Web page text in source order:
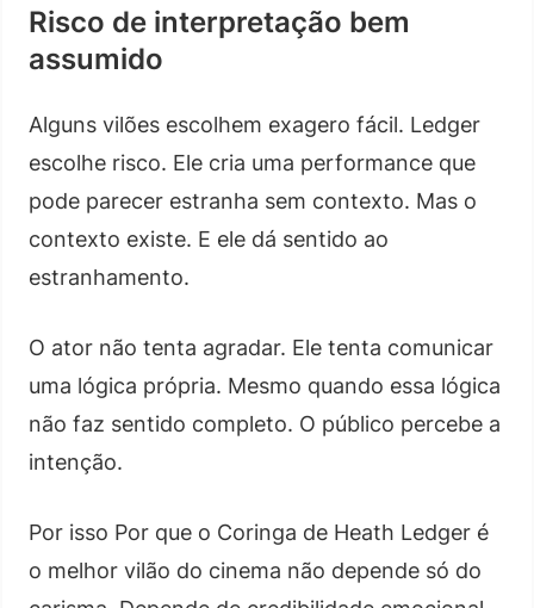
Risco de interpretação bem
assumido
Alguns vilões escolhem exagero fácil. Ledger
escolhe risco. Ele cria uma performance que
pode parecer estranha sem contexto. Mas o
contexto existe. E ele dá sentido ao
estranhamento.
O ator não tenta agradar. Ele tenta comunicar
uma lógica própria. Mesmo quando essa lógica
não faz sentido completo. O público percebe a
intenção.
Por isso Por que o Coringa de Heath Ledger é
o melhor vilão do cinema não depende só do